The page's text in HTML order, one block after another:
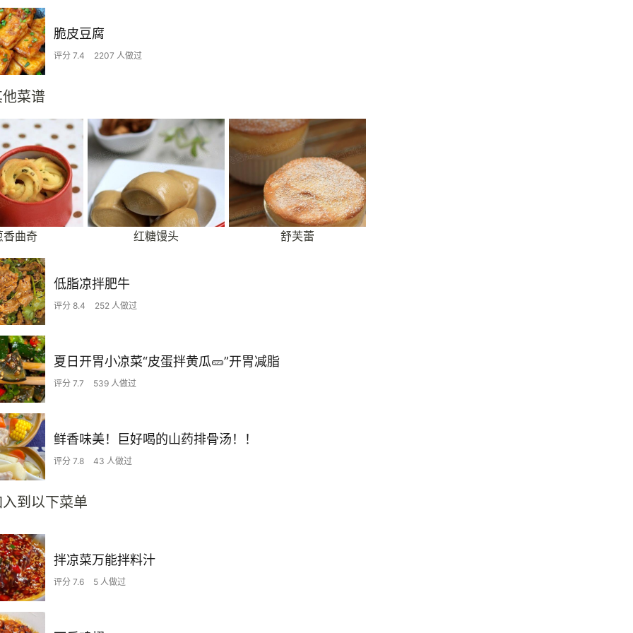
脆皮豆腐
评分 7.4 2207 人做过
菜谱
香曲奇 红糖馒头 舒芙蕾
低脂凉拌肥牛
评分 8.4 252 人做过
夏日开胃小凉菜“皮蛋拌黄瓜🥒”开胃减脂
评分 7.7 539 人做过
鲜香味美！巨好喝的山药排骨汤！！
评分 7.8 43 人做过
到以下菜单
拌凉菜万能拌料汁
评分 7.6 5 人做过